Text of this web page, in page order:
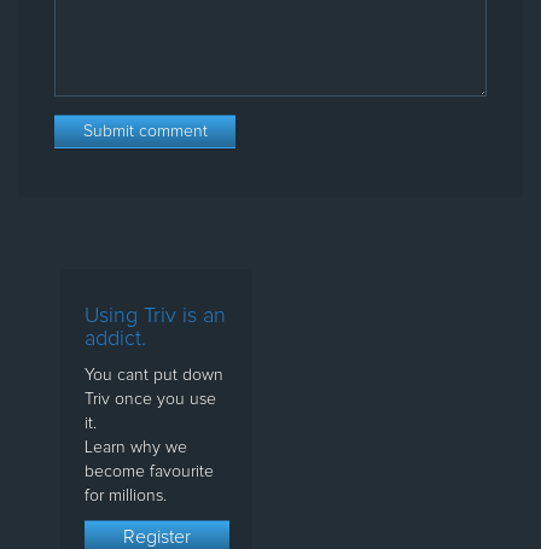
Using Triv is an
addict.
You cant put down
Triv once you use
it.
Learn why we
become favourite
for millions.
Register